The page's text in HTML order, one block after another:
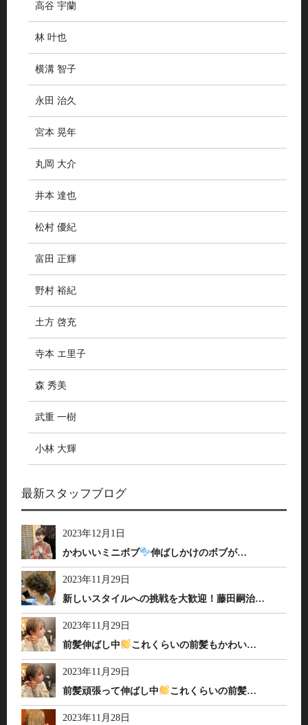
高谷 宇蘭
林 叶也
横溝 智子
永田 治久
宮本 晃年
丸岡 大介
井本 達也
松村 優紀
富田 正輝
野村 裕紀
土方 啓充
寺本 エ里子
森 秀美
武重 一樹
小林 大輝
最新スタッフブログ
2023年12月1日
かわいいミニボブ
伸ばしかけのボブが…
2023年11月29日
新しいスタイルへの挑戦を大歓迎！藤田嗣治…
2023年11月29日
前髪伸ばし中
これくらいの前髪もかわい…
2023年11月29日
前髪頑張って伸ばし中
これくらいの前髪…
2023年11月28日